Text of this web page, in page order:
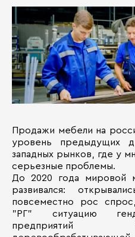
Продажи мебели на
уровень предыдущих
западных рынков, где у
серьезные проблемы.
До 2020 года мировой
развивался:
повсеместно рос
"РГ" ситуацию